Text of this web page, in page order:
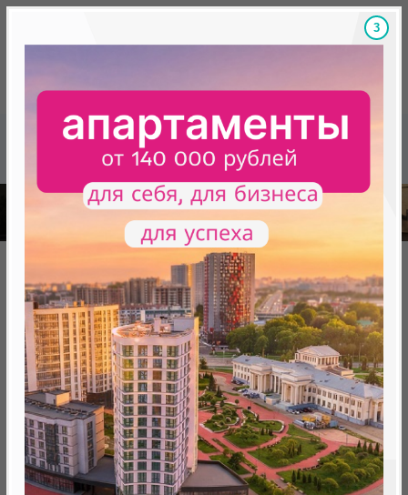
Скидки на новостройки, бонусы Готовые
База новостроек Минска Акции
СТАРТ ПРОДАЖ ДОМОВ В ЦЕНТРЕ РЯДОМ С МЕТРО!
СТАРТ ПРОДАЖ ДОМОВ В ЦЕНТРЕ
РЯДОМ С МЕТРО!
«Минск Мир», МФ комплекс
Скопировать ссылку
Поделиться
2